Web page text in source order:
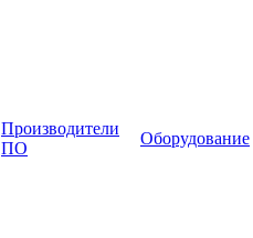
Производители
ПО
Оборудование